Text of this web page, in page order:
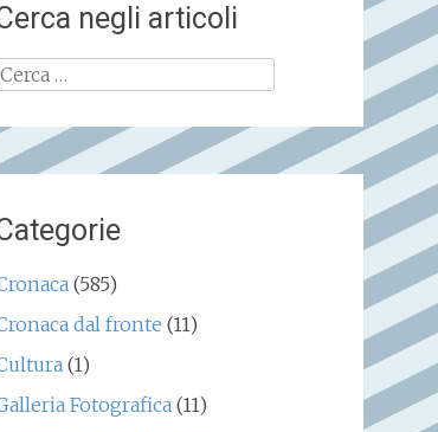
negli articoli
Ricerca
(585)
dal fronte (11)
(1)
Fotografica(11)